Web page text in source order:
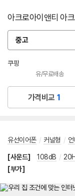
아크로아이앤티 아
중고
옵
션
선
쿠팡
유/무료배송
가격비교 1
유선이어폰 / 커널형 /
[사운드] 108dB /
[부가]